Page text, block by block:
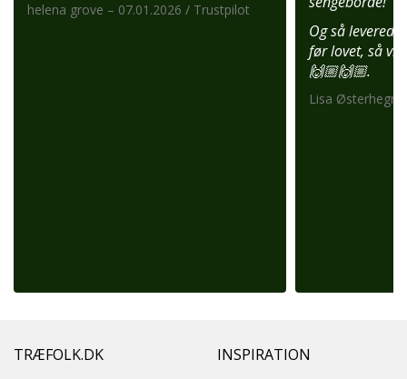
helena grove – 07.01.2026 / Trustpilot
Og så
før lovet, så vi
🙌🏼🙌🏼.
Lisa Østerhegn
TRÆFOLK.DK INSPIRATION